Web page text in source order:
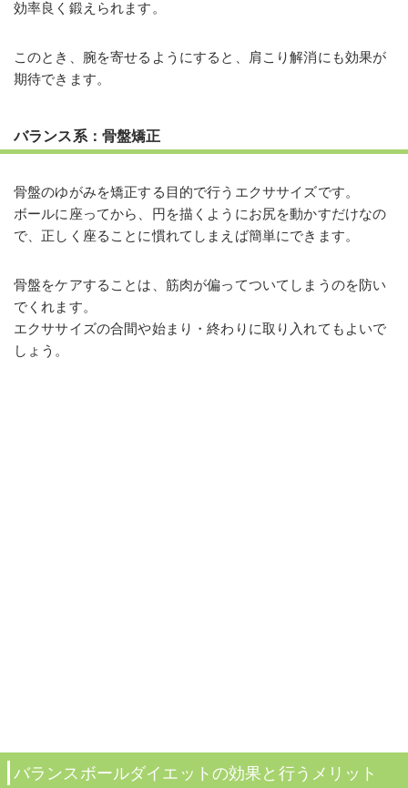
効率良く鍛えられます。
このとき、腕を寄せるようにすると、肩こり解消にも効果が
期待できます。
バランス系：骨盤矯正
骨盤のゆがみを矯正する目的で行うエクササイズです。
ボールに座ってから、円を描くようにお尻を動かすだけなの
で、正しく座ることに慣れてしまえば簡単にできます。
骨盤をケアすることは、筋肉が偏ってついてしまうのを防い
でくれます。
エクササイズの合間や始まり・終わりに取り入れてもよいで
しょう。
バランスボールダイエットの効果と行うメリット